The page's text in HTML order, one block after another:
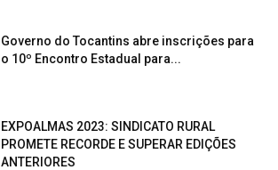
Governo do Tocantins abre inscrições para
o 10º Encontro Estadual para...
EXPOALMAS 2023: SINDICATO RURAL
PROMETE RECORDE E SUPERAR EDIÇÕES
ANTERIORES